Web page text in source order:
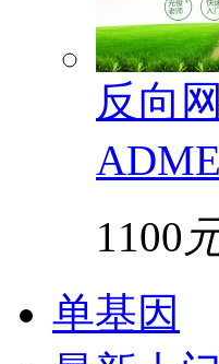
反向
1100
单基因